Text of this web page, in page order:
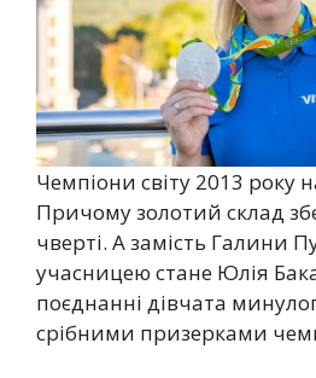
Чемпіони світу 2013 року
Причому золотий склад
чверті. А замість Галини
учасницею стане Юлія
поєднанні дівчата
срібними призерками